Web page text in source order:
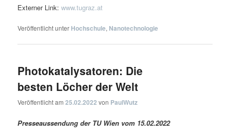
Externer Link:www.tugraz.at
Veröffentlicht unter Hochschule, Nanotechnologie
Photokatalysatoren: Die
besten Löcher der Welt
Veröffentlicht am25.02.2022 von PaulWutz
Presseaussendung der TU Wien vom 15.02.2022